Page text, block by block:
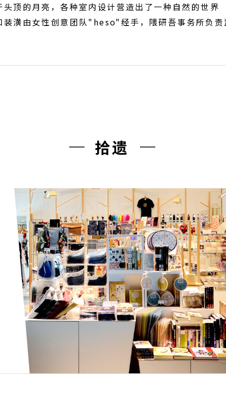
顶的月亮，各种室内设计营造出了一种自然的世界
装潢由女性创意团队"heso"经手，隈研吾事务所负责
拾遗